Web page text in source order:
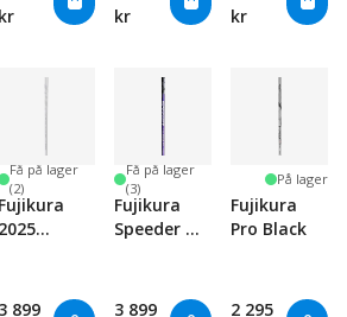
kr
kr
kr
Få på lager
(2)
Fujikura
2025
Velocore+
3 899
Få på lager
(3)
Fujikura
Speeder NX
3 899
På lager
Fujikura
Pro Black
2 295